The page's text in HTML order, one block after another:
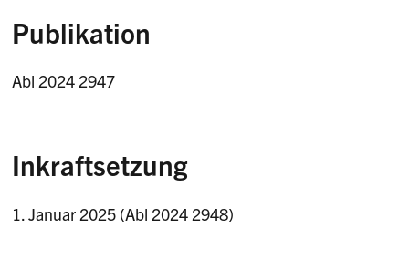
Publikation
Abl 2024 2947
Inkraftsetzung
1. Januar 2025 (Abl 2024 2948)